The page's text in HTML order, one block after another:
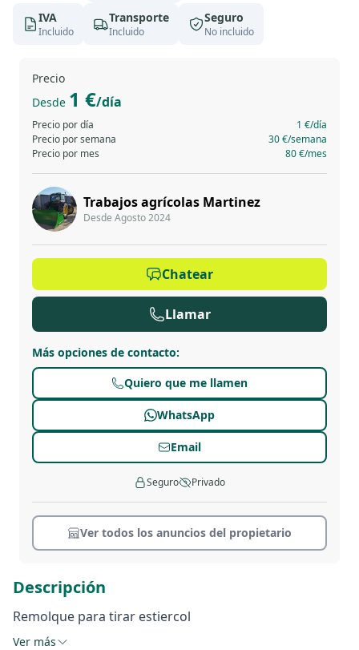
IVA
Incluido
Transporte
Incluido
Seguro
No incluido
Descripción
Remolque para tirar estiercol
Ver más
Precio
Desde 1 €/día
Precio por día 1 €/día
Precio por semana
30 €/semana
Precio por mes
80 €/mes
Trabajos agrícolas Martinez
Desde Agosto 2024
Chatear
Llamar
Más opciones de contacto:
Quiero que me llamen
WhatsApp
Email
Seguro Privado
Ver todos los anuncios del propietario